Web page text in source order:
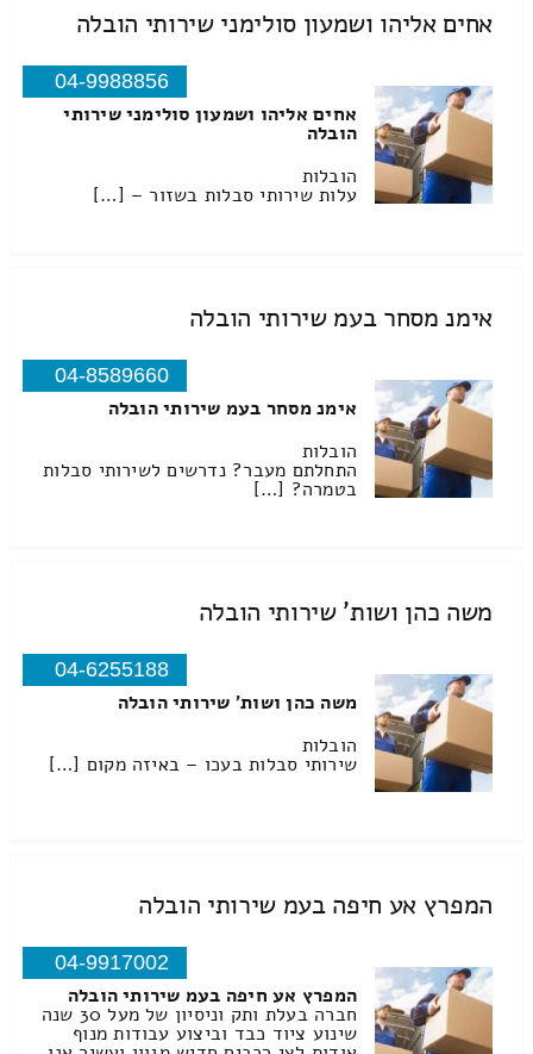
אחים אליהו ושמעון סולימני שירותי הובלה
04-9988856
אחים אליהו ושמעון סולימני שירותי
הובלה
הובלות
עלות שירותי סבלות בשזור – […]
אימנ מסחר בעמ שירותי הובלה
04-8589660
אימנ מסחר בעמ שירותי הובלה
הובלות
התחלתם מעבר? נדרשים לשירותי סבלות
בטמרה? […]
משה כהן ושות' שירותי הובלה
04-6255188
משה כהן ושות' שירותי הובלה
הובלות
שירותי סבלות בעכו – באיזה מקום […]
המפרץ אע חיפה בעמ שירותי הובלה
04-9917002
המפרץ אע חיפה בעמ שירותי הובלה
חברה בעלת ותק וניסיון של מעל 30 שנה
שינוע ציוד כבד וביצוע עבודות מנוף